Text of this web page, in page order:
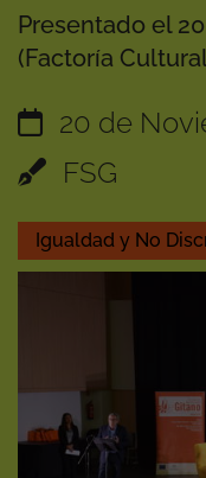
Presentado el
(Factoría
20 de
FSG
Igualdad y No